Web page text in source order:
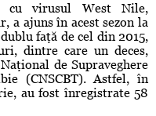
cu virusul West Nile,
a ajuns în acest sezon la
faţă de cel din 2015,
dintre care un deces,
de Supraveghere
(CNSCBT). Astfel, în
au fost înregistrate 58